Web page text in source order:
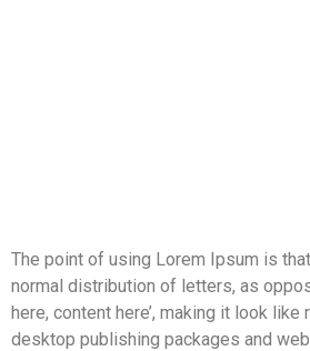
The point of using Lorem Ipsum is
normal distribution of letters, as
here, content here’, making it look like
desktop publishing packages and